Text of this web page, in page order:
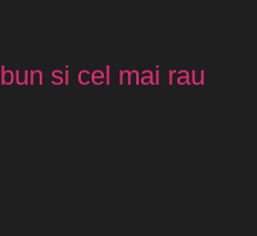
si cel mai rau